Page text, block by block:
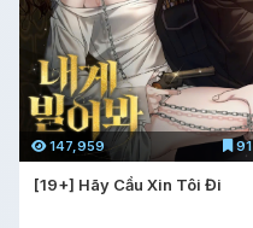
147,959 91
[19+] Hãy Cầu Xin Tôi Đi